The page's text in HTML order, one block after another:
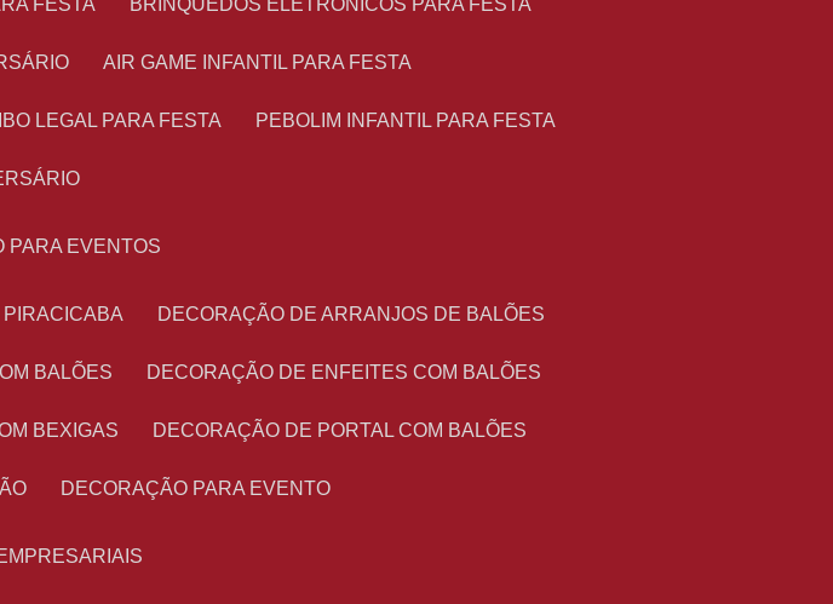
FESTA BRINQUEDOS ELETRÔNICOS PARA FESTA
AIR GAME INFANTIL PARA FESTA
LEGAL PARA FESTA PEBOLIM INFANTIL PARA FESTA
PARA EVENTOS
PIRACICABA DECORAÇÃO DE ARRANJOS DE BALÕES
BALÕES DECORAÇÃO DE ENFEITES COM BALÕES
BEXIGAS DECORAÇÃO DE PORTAL COM BALÕES
DECORAÇÃO PARA EVENTO